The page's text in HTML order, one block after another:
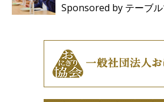
Sponsored by テーブル